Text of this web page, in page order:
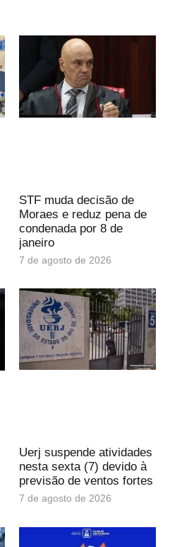
STF muda decisão de
Moraes e reduz pena de
condenada por 8 de
janeiro
7 de agosto de 2026
Uerj suspende atividades
nesta sexta (7) devido à
previsão de ventos fortes
7 de agosto de 2026